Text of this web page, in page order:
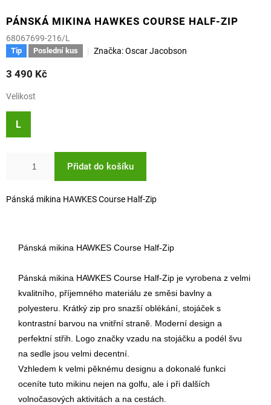
PÁNSKÁ MIKINA HAWKES COURSE HALF-ZIP
68067699-216/L
Tip Poslední kus Značka:Oscar Jacobson
3 490 Kč
Velikost
L
Přidat do košíku
Pánská mikina HAWKES Course Half-Zip
Pánská mikina HAWKES Course Half-Zip
Pánská mikina HAWKES Course Half-Zip je vyrobena z velmi
kvalitního, příjemného materiálu ze směsi bavlny a
polyesteru. Krátký zip pro snazší oblékání, stojáček s
kontrastní barvou na vnitřní straně. Moderní design a
perfektní střih. Logo značky vzadu na stojáčku a podél švu
na sedle jsou velmi decentní.
Vzhledem k velmi pěknému designu a dokonalé funkci
oceníte tuto mikinu nejen na golfu, ale i při dalších
volnočasových aktivitách a na cestách.